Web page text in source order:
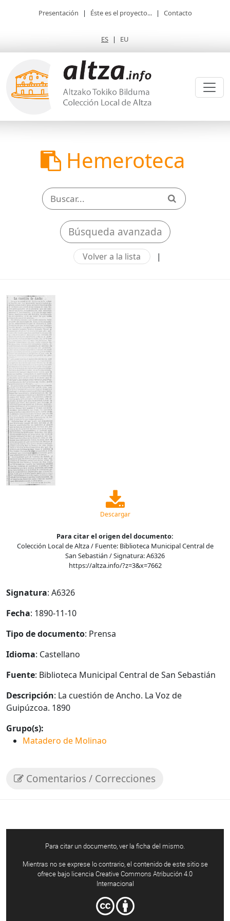
Presentación | Éste es el proyecto... | Contacto
ES | EU
Hemeroteca
Búsqueda avanzada
Volver a la lista |
Descargar
Para citar el origen del documento:
Colección Local de Altza / Fuente: Biblioteca Municipal Central de
San Sebastián / Signatura: A6326
https://altza.info/?z=3&x=7662
Signatura: A6326
Fecha: 1890-11-10
Tipo de documento: Prensa
Idioma: Castellano
Fuente: Biblioteca Municipal Central de San Sebastián
Descripción: La cuestión de Ancho. La Voz de
Guipúzcoa. 1890
Grupo(s):
Matadero de Molinao
Comentarios / Correcciones
Para citar un documento, ver la ficha del mismo.
Mientras no se exprese lo contrario, el contenido de este sitio se
ofrece bajo licencia Creative Commons Atribución 4.0
Internacional